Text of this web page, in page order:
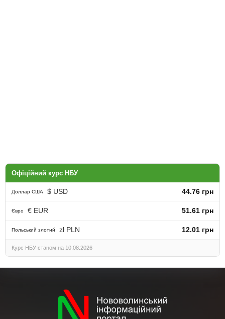
Офіційний курс НБУ
Доллар США $ USD 44.76 грн
Євро € EUR 51.61 грн
Польський злотий zł PLN 12.01 грн
Курс НБУ станом на 10.08.2026